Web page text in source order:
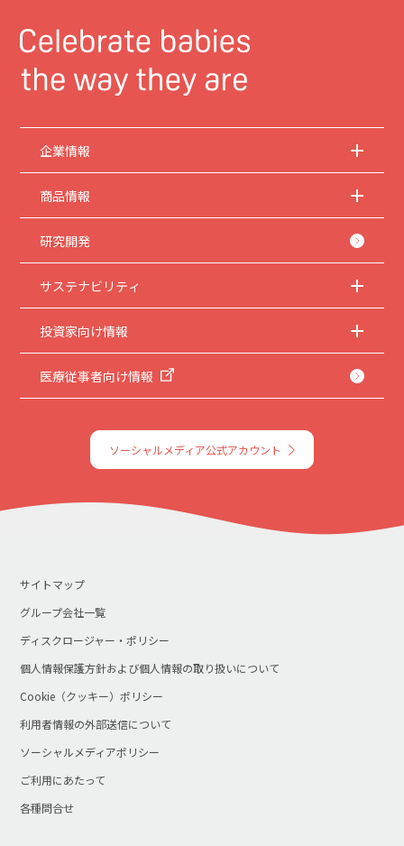
企業情報
商品情報
研究開発
サステナビリティ
投資家向け情報
医療従事者向け情報
ソーシャルメディア公式アカウント
サイトマップ
グループ会社一覧
ディスクロージャー・ポリシー
個人情報保護方針および個人情報の取り扱いについて
Cookie（クッキー）ポリシー
利用者情報の外部送信について
ソーシャルメディアポリシー
ご利用にあたって
各種問合せ